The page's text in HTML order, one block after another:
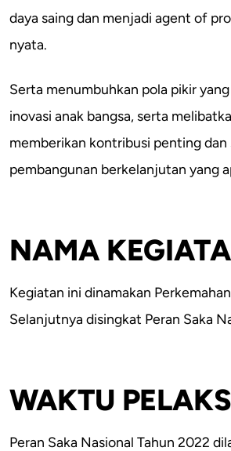
daya saing dan menjadi agent of
nyata.
Serta menumbuhkan pola pikir
inovasi anak bangsa, serta
memberikan kontribusi penting
pembangunan berkelanjutan yang
NAMA
Kegiatan ini dinamakan
Selanjutnya disingkat Peran Saka
WAKTU
Peran Saka Nasional Tahun 2022